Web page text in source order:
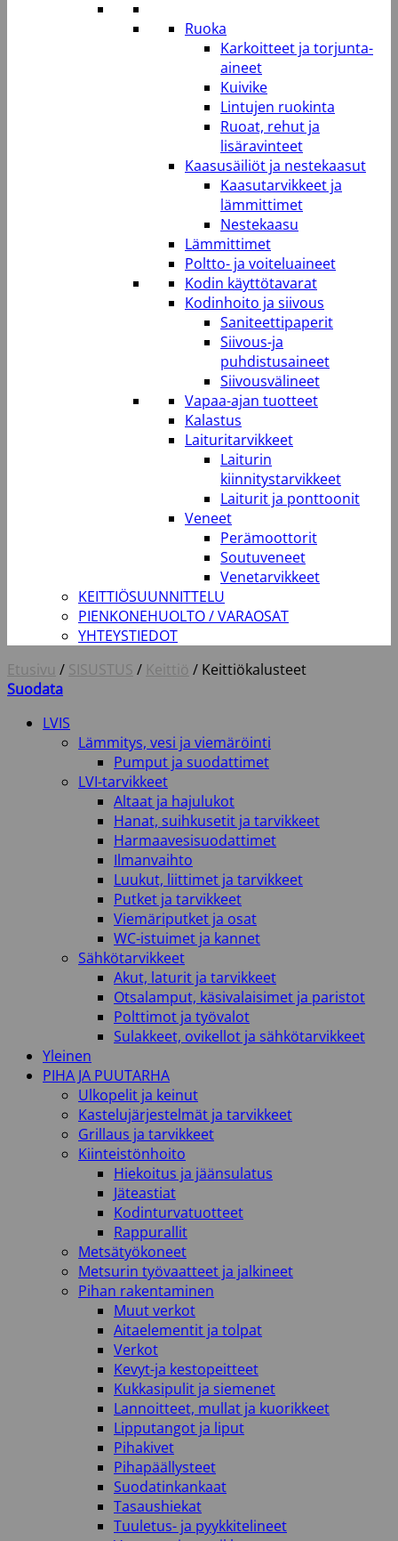
Ruoka
Karkoitteet ja torjunta-
aineet
Kuivike
Lintujen ruokinta
Ruoat, rehut ja
lisäravinteet
Kaasusäiliöt ja nestekaasut
Kaasutarvikkeet ja
lämmittimet
Nestekaasu
Lämmittimet
Poltto- ja voiteluaineet
Kodin käyttötavarat
Kodinhoito ja siivous
Saniteettipaperit
Siivous-ja
puhdistusaineet
Siivousvälineet
Vapaa-ajan tuotteet
Kalastus
Laituritarvikkeet
Laiturin
kiinnitystarvikkeet
Laiturit ja ponttoonit
Veneet
Perämoottorit
Soutuveneet
Venetarvikkeet
KEITTIÖSUUNNITTELU
PIENKONEHUOLTO / VARAOSAT
YHTEYSTIEDOT
Etusivu / SISUSTUS / Keittiö / Keittiökalusteet
Suodata
LVIS
Lämmitys, vesi ja viemäröinti
Pumput ja suodattimet
LVI-tarvikkeet
Altaat ja hajulukot
Hanat, suihkusetit ja tarvikkeet
Harmaavesisuodattimet
Ilmanvaihto
Luukut, liittimet ja tarvikkeet
Putket ja tarvikkeet
Viemäriputket ja osat
WC-istuimet ja kannet
Sähkötarvikkeet
Akut, laturit ja tarvikkeet
Otsalamput, käsivalaisimet ja paristot
Polttimot ja työvalot
Sulakkeet, ovikellot ja sähkötarvikkeet
Yleinen
PIHA JA PUUTARHA
Ulkopelit ja keinut
Kastelujärjestelmät ja tarvikkeet
Grillaus ja tarvikkeet
Kiinteistönhoito
Hiekoitus ja jäänsulatus
Jäteastiat
Kodinturvatuotteet
Rappurallit
Metsätyökoneet
Metsurin työvaatteet ja jalkineet
Pihan rakentaminen
Muut verkot
Aitaelementit ja tolpat
Verkot
Kevyt-ja kestopeitteet
Kukkasipulit ja siemenet
Lannoitteet, mullat ja kuorikkeet
Lipputangot ja liput
Pihakivet
Pihapäällysteet
Suodatinkankaat
Tasaushiekat
Tuuletus- ja pyykkitelineet